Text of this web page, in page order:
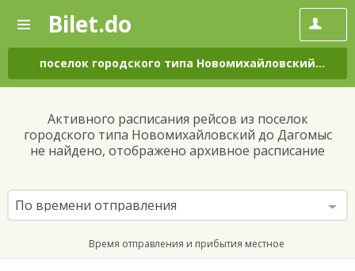
—
Поиск
и
покупка
билетов
автобус
онлайн
Bilet.do
поселок городского типа Новомихайловский
–
Активного расписания рейсов из поселок
городского типа Новомихайловский до Дагомыс
не найдено, отображено архивное расписание
По времени отправления
Время отправления и прибытия местное